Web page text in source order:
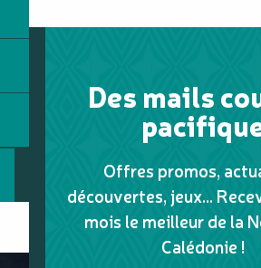
Des mails
Offres promos,
découvertes, jeux...
mois le meilleur de la
Calédonie !